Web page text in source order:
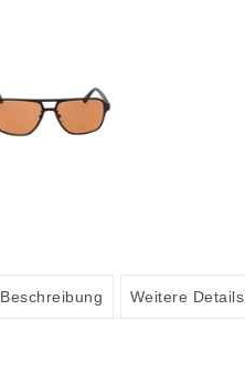
Beschreibung Weitere Details